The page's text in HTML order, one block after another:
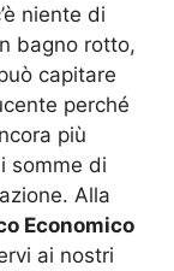
niente di
bagno rotto,
capitare
perché
più
somme di
Alla
Economico
ai nostri